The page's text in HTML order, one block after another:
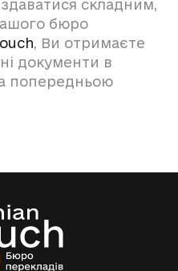
складним,
бюро
, Ви отримаєте
документи в
попередньою